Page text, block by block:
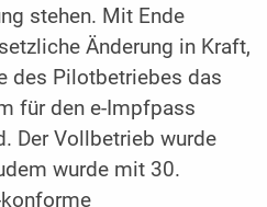
stehen. Mit Ende
Änderung in Kraft,
des Pilotbetriebes das
für den e-Impfpass
Der Vollbetrieb wurde
wurde mit 30.
konforme